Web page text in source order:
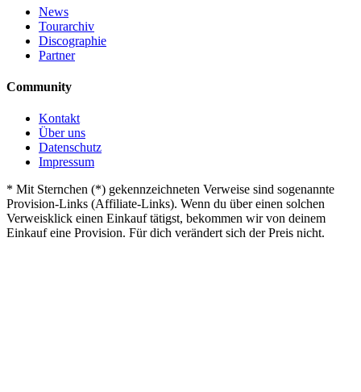
News
Tourarchiv
Discographie
Partner
Community
Kontakt
Über uns
Datenschutz
Impressum
* Mit Sternchen (*) gekennzeichneten Verweise sind sogenannte
Provision-Links (Affiliate-Links). Wenn du über einen solchen
Verweisklick einen Einkauf tätigst, bekommen wir von deinem
Einkauf eine Provision. Für dich verändert sich der Preis nicht.